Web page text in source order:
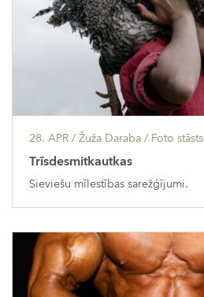
28. APR / Žuža Daraba / Foto stāsts
Trīsdesmitkautkas
Sieviešu mīlestības sarežģījumi.